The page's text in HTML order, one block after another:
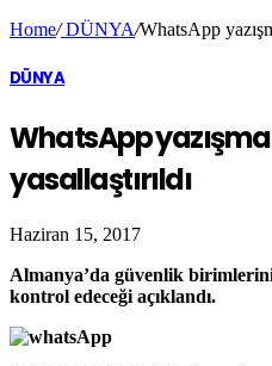
Home/DÜNYA/WhatsApp
DÜNYA
WhatsApp
yasallaştırıldı
Haziran 15, 2017
Almanya’da güvenlik
kontrol edeceği açıklandı.